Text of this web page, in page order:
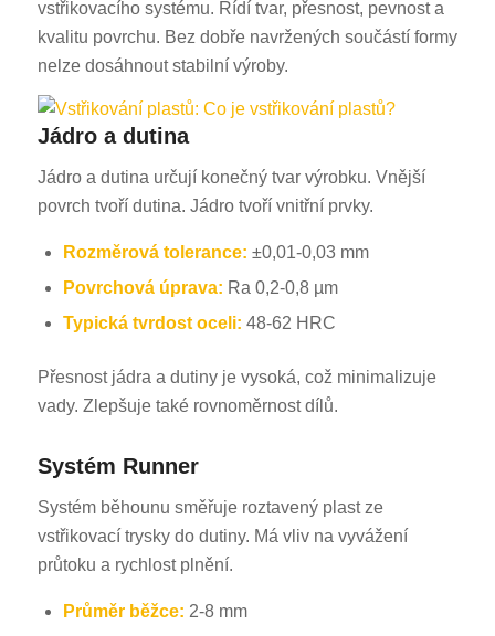
vstřikovacího systému. Řídí tvar, přesnost, pevnost a
kvalitu povrchu. Bez dobře navržených součástí formy
nelze dosáhnout stabilní výroby.
Jádro a dutina
Jádro a dutina určují konečný tvar výrobku. Vnější
povrch tvoří dutina. Jádro tvoří vnitřní prvky.
Rozměrová tolerance: ±0,01-0,03 mm
Povrchová úprava: Ra 0,2-0,8 µm
Typická tvrdost oceli: 48-62 HRC
Přesnost jádra a dutiny je vysoká, což minimalizuje
vady. Zlepšuje také rovnoměrnost dílů.
Systém Runner
Systém běhounu směřuje roztavený plast ze
vstřikovací trysky do dutiny. Má vliv na vyvážení
průtoku a rychlost plnění.
Průměr běžce: 2-8 mm